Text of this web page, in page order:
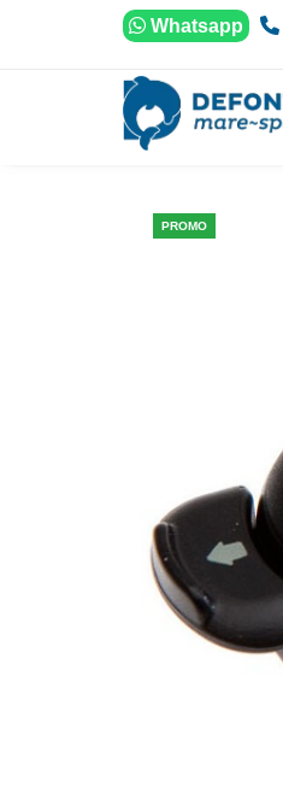
Vai al contenuto
Whatsapp
PROMO